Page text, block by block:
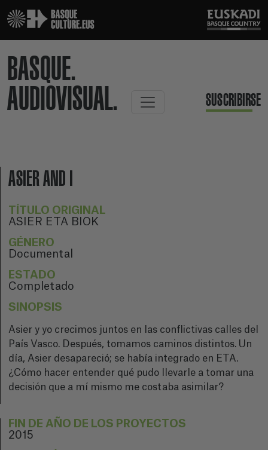
BASQUE.
AUDIOVISUAL.
SUSCRIBIRSE
ASIER AND I
TÍTULO ORIGINAL
ASIER ETA BIOK
GÉNERO
Documental
ESTADO
Completado
SINOPSIS
Asier y yo crecimos juntos en las conflictivas calles del
País Vasco. Después, tomamos caminos distintos. Un
día, Asier desapareció; se había integrado en ETA.
¿Cómo hacer entender qué pudo llevarle a tomar una
decisión que a mí mismo me costaba asimilar?
FIN DE AÑO DE LOS PROYECTOS
2015